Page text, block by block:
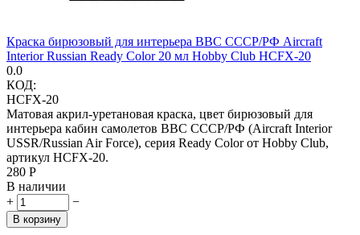
Краска бирюзовый для интерьера ВВС СССР/РФ Aircraft
Interior Russian Ready Color 20 мл Hobby Club HCFX-20
0.0
КОД:
HCFX-20
Матовая акрил-уретановая краска, цвет бирюзовый для
интерьера кабин самолетов ВВС СССР/РФ (Aircraft Interior
USSR/Russian Air Force), серия Ready Color от Hobby Club,
артикул HCFX-20.
‍280‍ Р
В наличии
+
−
В корзину